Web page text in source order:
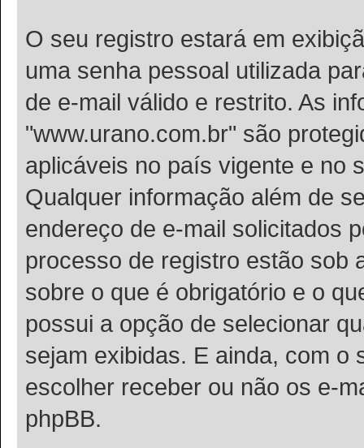
O seu registro estará em
uma senha pessoal utilizada
de e-mail válido e restrito. As
"www.urano.com.br" são
aplicáveis no país vigente e no
Qualquer informação além de
endereço de e-mail solicitados
processo de registro estão sob
sobre o que é obrigatório e o
possui a opção de selecionar
sejam exibidas. E ainda, com o
escolher receber ou não os e-
phpBB.